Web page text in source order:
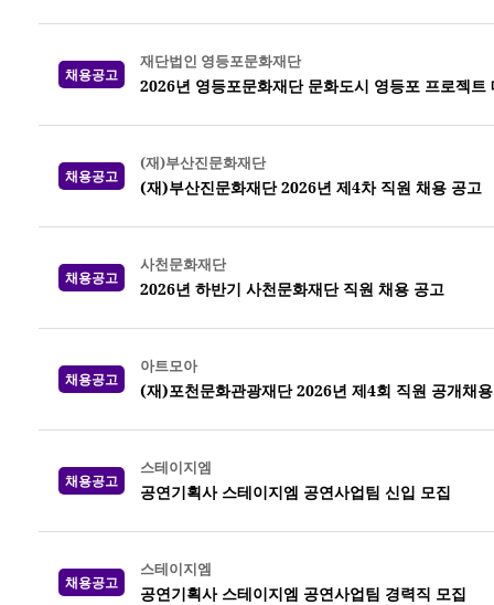
채용공고
재단법인 영등포문화재단
2026년 영등포문화재단 문화도시 영등포 프로젝
채용공고
(재)부산진문화재단
(재)부산진문화재단 2026년 제4차 직원 채용 공고
채용공고
사천문화재단
2026년 하반기 사천문화재단 직원 채용 공고
채용공고
아트모아
(재)포천문화관광재단 2026년 제4회 직원 공개채
채용공고
스테이지엠
공연기획사 스테이지엠 공연사업팀 신입 모집
채용공고
스테이지엠
공연기획사 스테이지엠 공연사업팀 경력직 모집